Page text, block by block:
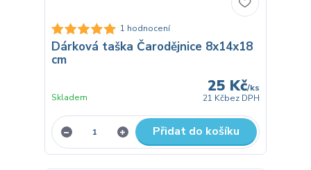
1 hodnocení
Dárková taška Čarodějnice 8x14x18
cm
25 Kč/ks
21 Kčbez DPH
Skladem
Přidat do košíku